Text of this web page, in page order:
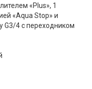
«Plus», 1
«Aqua Stop» и
G3/4 с переходником